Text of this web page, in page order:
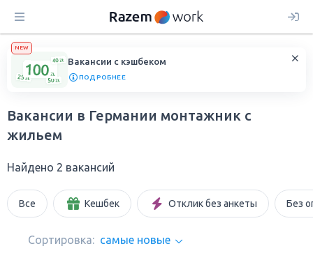
NEW
Вакансии с кэшбеком
ПОДРОБНЕЕ
Вакансии в Германии монтажник с
жильем
Найдено 2 вакансий
Все Кешбек Отклик без анкеты Без
Сортировка: самые новые